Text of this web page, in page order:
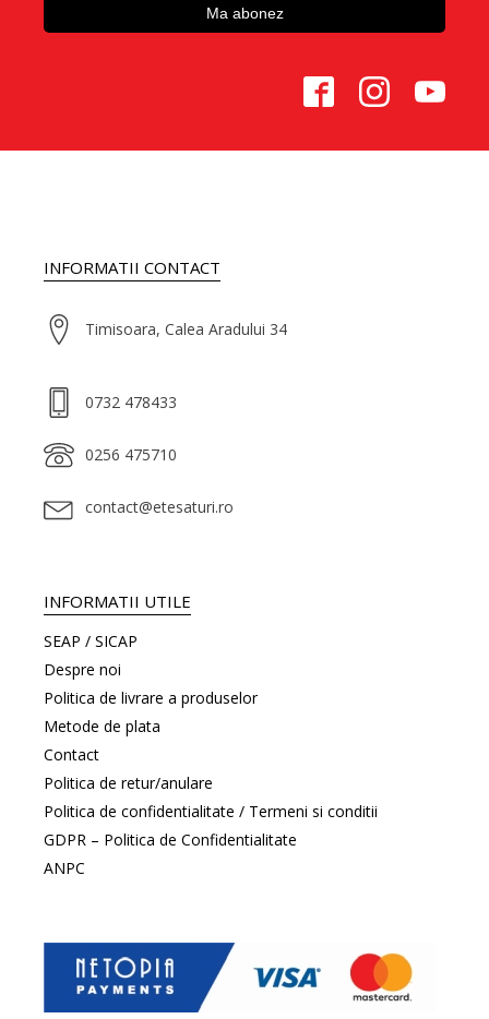
INFORMATII CONTACT
Timisoara, Calea Aradului 34
0732 478433
0256 475710
contact@etesaturi.ro
INFORMATII UTILE
SEAP / SICAP
Despre noi
Politica de livrare a produselor
Metode de plata
Contact
Politica de retur/anulare
Politica de confidentialitate / Termeni si conditii
GDPR – Politica de Confidentialitate
ANPC